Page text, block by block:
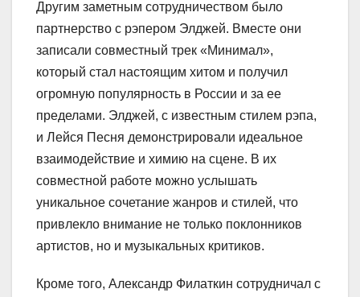
Другим заметным сотрудничеством было
партнерство с рэпером Элджей. Вместе они
записали совместный трек «Минимал»,
который стал настоящим хитом и получил
огромную популярность в России и за ее
пределами. Элджей, с известным стилем рэпа,
и Лейся Песня демонстрировали идеальное
взаимодействие и химию на сцене. В их
совместной работе можно услышать
уникальное сочетание жанров и стилей, что
привлекло внимание не только поклонников
артистов, но и музыкальных критиков.
Кроме того, Александр Филаткин сотрудничал с